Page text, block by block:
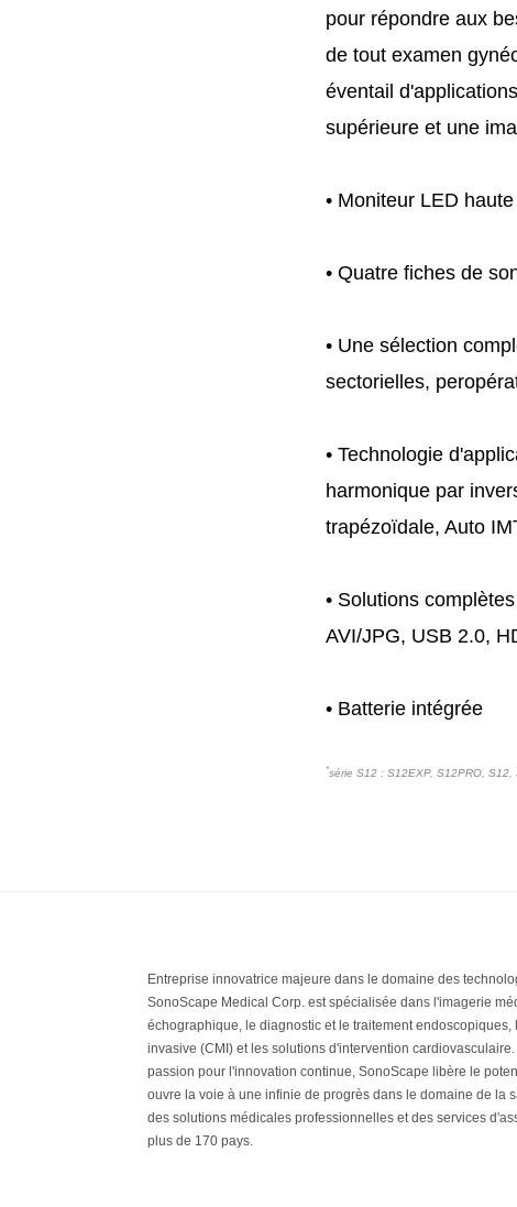
pour répondre aux
de tout examen
éventail
supérieure et une
• Moniteur LED
• Quatre fiches de
• Une sélection
sectorielles,
• Technologie
harmonique par
trapézoïdale, Auto
• Solutions
AVI/JPG, USB 2.0,
• Batterie intégrée
*série S12 : S12EXP, S12PRO,
Entreprise innovatrice majeure dans le domaine des
SonoScape Medical Corp. est spécialisée dans l'imagerie
échographique, le diagnostic et le traitement endoscopiques,
invasive (CMI) et les solutions d'intervention
passion pour l'innovation continue, SonoScape libère le
ouvre la voie à une infinie de progrès dans le domaine de la
des solutions médicales professionnelles et des services
plus de 170 pays.